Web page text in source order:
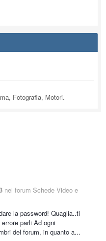
Fotografia, Motori.
nel forum Schede Video e
la password! Quaglia..ti
parli Ad ogni
del forum, in quanto a...